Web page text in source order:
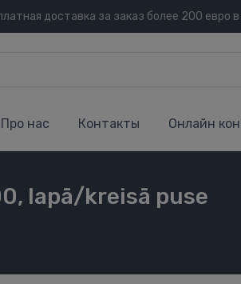
доставка за заказ более 200 евро в
Про нас Контакты Онлайн
lapā/kreisā puse